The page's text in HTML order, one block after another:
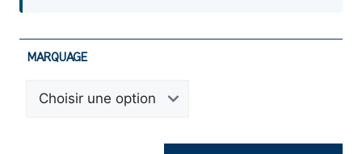
MARQUAGE